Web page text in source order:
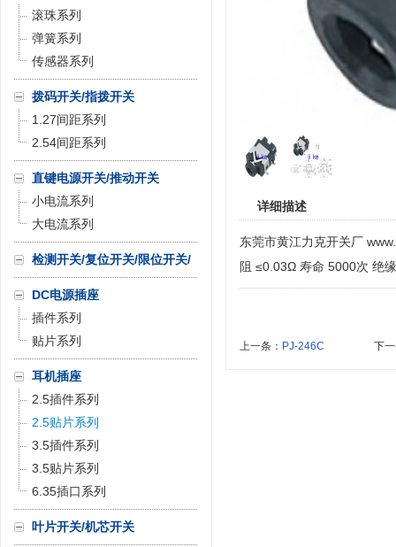
滚珠系列
弹簧系列
传感器系列
拨码开关/指拨开关
1.27间距系列
2.54间距系列
直键电源开关/推动开关
小电流系列
大电流系列
检测开关/复位开关/限位开关/
微动开关
DC电源插座
插件系列
贴片系列
耳机插座
2.5插件系列
2.5贴片系列
3.5插件系列
3.5贴片系列
6.35插口系列
叶片开关/机芯开关
详细描述
东莞市黄江力克开关厂
阻 ≤0.03Ω 寿命 5000次 绝
上一条： PJ-246C 下